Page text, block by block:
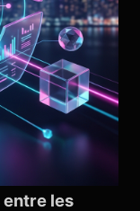
les